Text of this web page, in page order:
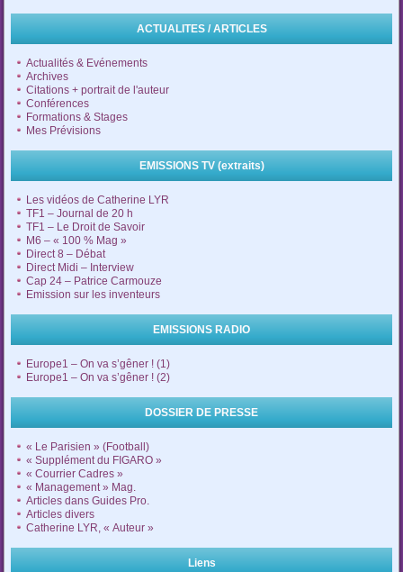
ACTUALITES / ARTICLES
Actualités & Evénements
Archives
Citations + portrait de l'auteur
Conférences
Formations & Stages
Mes Prévisions
EMISSIONS TV (extraits)
Les vidéos de Catherine LYR
TF1 – Journal de 20 h
TF1 – Le Droit de Savoir
M6 – « 100 % Mag »
Direct 8 – Débat
Direct Midi – Interview
Cap 24 – Patrice Carmouze
Emission sur les inventeurs
EMISSIONS RADIO
Europe1 – On va s’gêner ! (1)
Europe1 – On va s’gêner ! (2)
DOSSIER DE PRESSE
« Le Parisien » (Football)
« Supplément du FIGARO »
« Courrier Cadres »
« Management » Mag.
Articles dans Guides Pro.
Articles divers
Catherine LYR, « Auteur »
Liens